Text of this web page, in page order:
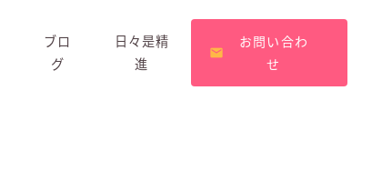
ブロ
グ
日々是精
進
お問い合わ
せ